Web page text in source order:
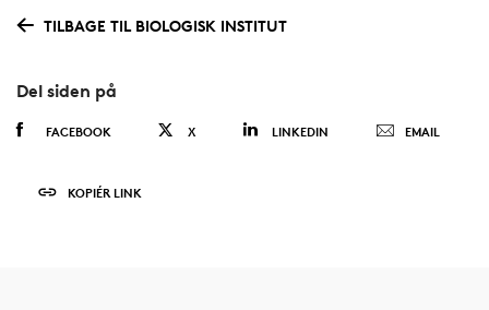
TILBAGE TIL BIOLOGISK INSTITUT
Del siden på
FACEBOOK X LINKEDIN EMAIL
KOPIÉR LINK